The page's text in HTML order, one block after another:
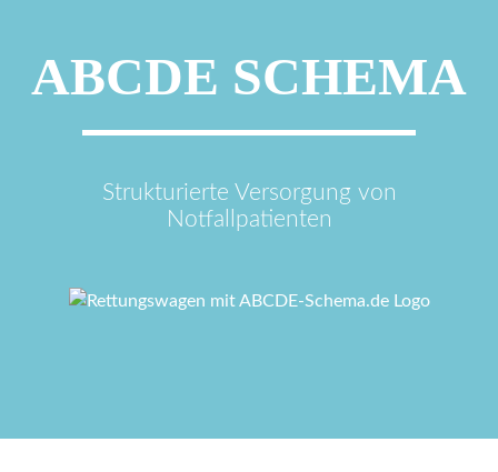
ABCDE SCHEMA
Strukturierte Versorgung von
Notfallpatienten